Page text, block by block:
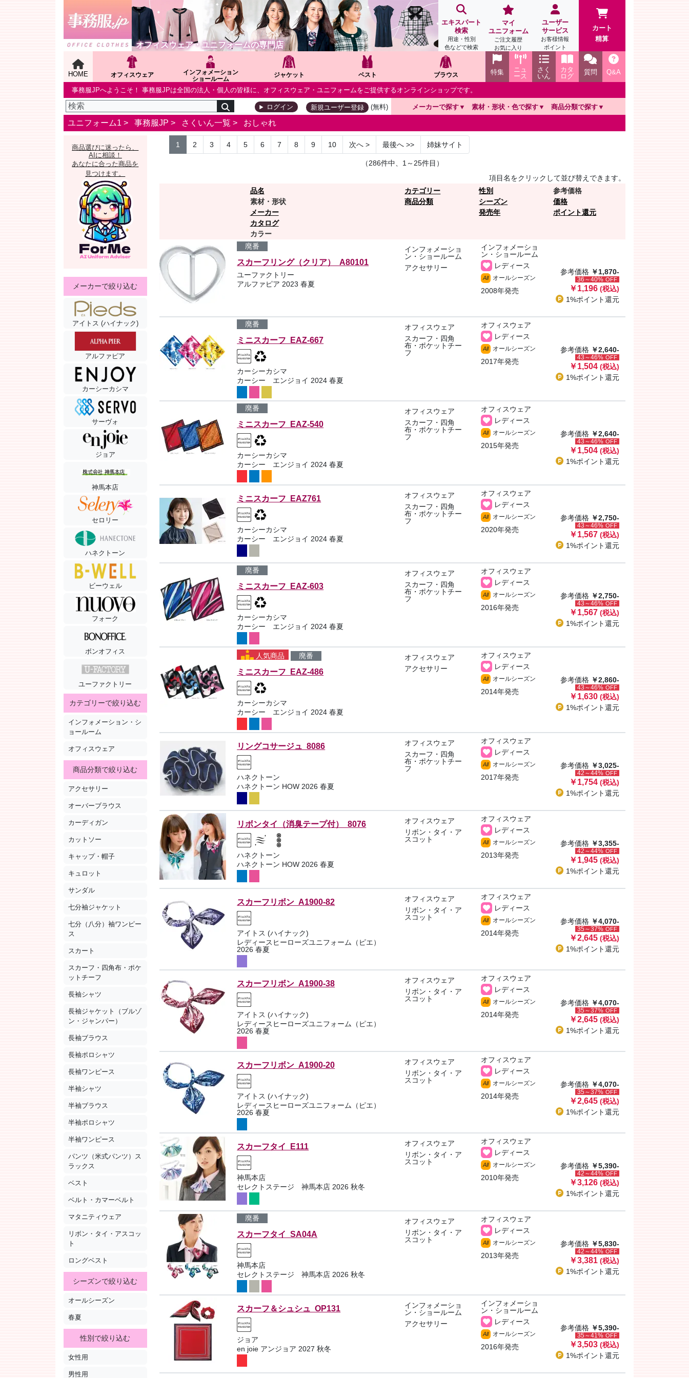
オフィスウェア・ユニフォームの専門店
エキスパート
検索
用途・性別
色などで検索
マイ
ユニフォーム
ご注文履歴
お気に入り
ユーザー
サービス
お客様情報
ポイント
カート
精算
HOME オフィスウェア
インフォメーション
ショールーム
ジャケット ベスト ブラウス Q&A
質問
カタ
ログ
さく
いん
ニュ
ース
特集
事務服JPへようこそ！ 事務服JPは全国の法人・個人の皆様に、オフィスウェア・ユニフォームをご提供するオンラインショップです。
ログイン 新規ユーザー登録 (無料) メーカーで探す 素材・形状・色で探す 商品分類で探す
ユニフォーム1 > 事務服JP > さくいん一覧 > おしゃれ
商品選びに迷ったら、
AIに相談！
あなたに合った商品を
見つけます。
メーカーで絞り込む
アイトス (ハイナック)
アルファピア
カーシーカシマ
サーヴォ
ジョア
神馬本店
セロリー
ハネクトーン
ビーウェル
フォーク
ボンオフィス
ユーファクトリー
カテゴリーで絞り込む
インフォメーション・シ
ョールーム
オフィスウェア
商品分類で絞り込む
アクセサリー
オーバーブラウス
カーディガン
カットソー
キャップ・帽子
キュロット
サンダル
七分袖ジャケット
七分（八分）袖ワンピー
ス
スカート
スカーフ・四角布・ポケ
ットチーフ
長袖シャツ
長袖ジャケット（ブルゾ
ン・ジャンパー）
長袖ブラウス
長袖ポロシャツ
長袖ワンピース
半袖シャツ
半袖ブラウス
半袖ポロシャツ
半袖ワンピース
パンツ（米式パンツ）ス
ラックス
ベスト
ベルト・カマーベルト
マタニティウェア
リボン・タイ・アスコッ
ト
ロングベスト
シーズンで絞り込む
オールシーズン
春夏
性別で絞り込む
女性用
男性用
1 2 3 4 5 6 7 8 9 10 次へ> 最後へ>> 姉妹サイト
（286件中、1～25件目）
項目名をクリックして並び替えできます。
品名
素材・形状
メーカー
カタログ
カラー
カテゴリー
商品分類
性別
シーズン
発売年
参考価格
価格
ポイント還元
廃番
スカーフリング（クリア） A80101
ユーファクトリー
アルファピア 2023 春夏
インフォメーショ
ン・ショールーム
アクセサリー
インフォメーショ
ン・ショールーム
レディース
All オールシーズン
2008年発売
参考価格 ￥1,870-
36～40% OFF
￥1,196 (税込)
1%ポイント還元
廃番
ミニスカーフ EAZ-667
カーシーカシマ
カーシー エンジョイ 2024 春夏
オフィスウェア
スカーフ・四角
布・ポケットチー
フ
オフィスウェア
レディース
All オールシーズン
2017年発売
参考価格 ￥2,640-
43～46% OFF
￥1,504 (税込)
1%ポイント還元
廃番
ミニスカーフ EAZ-540
カーシーカシマ
カーシー エンジョイ 2024 春夏
オフィスウェア
スカーフ・四角
布・ポケットチー
フ
オフィスウェア
レディース
All オールシーズン
2015年発売
参考価格 ￥2,640-
43～46% OFF
￥1,504 (税込)
1%ポイント還元
ミニスカーフ EAZ761
カーシーカシマ
カーシー エンジョイ 2024 春夏
オフィスウェア
スカーフ・四角
布・ポケットチー
フ
オフィスウェア
レディース
All オールシーズン
2020年発売
参考価格 ￥2,750-
43～46% OFF
￥1,567 (税込)
1%ポイント還元
廃番
ミニスカーフ EAZ-603
カーシーカシマ
カーシー エンジョイ 2024 春夏
オフィスウェア
スカーフ・四角
布・ポケットチー
フ
オフィスウェア
レディース
All オールシーズン
2016年発売
参考価格 ￥2,750-
43～46% OFF
￥1,567 (税込)
1%ポイント還元
人気商品 廃番
ミニスカーフ EAZ-486
カーシーカシマ
カーシー エンジョイ 2024 春夏
オフィスウェア
アクセサリー
オフィスウェア
レディース
All オールシーズン
2014年発売
参考価格 ￥2,860-
43～46% OFF
￥1,630 (税込)
1%ポイント還元
リングコサージュ 8086
ハネクトーン
ハネクトーン HOW 2026 春夏
オフィスウェア
スカーフ・四角
布・ポケットチー
フ
オフィスウェア
レディース
All オールシーズン
2017年発売
参考価格 ￥3,025-
42～44% OFF
￥1,754 (税込)
1%ポイント還元
リボンタイ（消臭テープ付） 8076
ハネクトーン
ハネクトーン HOW 2026 春夏
オフィスウェア
リボン・タイ・ア
スコット
オフィスウェア
レディース
All オールシーズン
2013年発売
参考価格 ￥3,355-
42～44% OFF
￥1,945 (税込)
1%ポイント還元
スカーフリボン A1900-82
アイトス (ハイナック)
レディースヒーローズユニフォーム（ピエ）
2026 春夏
オフィスウェア
リボン・タイ・ア
スコット
オフィスウェア
レディース
All オールシーズン
2014年発売
参考価格 ￥4,070-
35～37% OFF
￥2,645 (税込)
1%ポイント還元
スカーフリボン A1900-38
アイトス (ハイナック)
レディースヒーローズユニフォーム（ピエ）
2026 春夏
オフィスウェア
リボン・タイ・ア
スコット
オフィスウェア
レディース
All オールシーズン
2014年発売
参考価格 ￥4,070-
35～37% OFF
￥2,645 (税込)
1%ポイント還元
スカーフリボン A1900-20
アイトス (ハイナック)
レディースヒーローズユニフォーム（ピエ）
2026 春夏
オフィスウェア
リボン・タイ・ア
スコット
オフィスウェア
レディース
All オールシーズン
2014年発売
参考価格 ￥4,070-
35～37% OFF
￥2,645 (税込)
1%ポイント還元
スカーフタイ E111
神馬本店
セレクトステージ 神馬本店 2026 秋冬
オフィスウェア
リボン・タイ・ア
スコット
オフィスウェア
レディース
All オールシーズン
2010年発売
参考価格 ￥5,390-
42～44% OFF
￥3,126 (税込)
1%ポイント還元
廃番
スカーフタイ SA04A
神馬本店
セレクトステージ 神馬本店 2026 秋冬
オフィスウェア
リボン・タイ・ア
スコット
オフィスウェア
レディース
All オールシーズン
2013年発売
参考価格 ￥5,830-
42～44% OFF
￥3,381 (税込)
1%ポイント還元
スカーフ＆シュシュ OP131
ジョア
en joie アンジョア 2027 秋冬
インフォメーショ
ン・ショールーム
アクセサリー
インフォメーショ
ン・ショールーム
レディース
All オールシーズン
2016年発売
参考価格 ￥5,390-
35～41% OFF
￥3,503 (税込)
1%ポイント還元